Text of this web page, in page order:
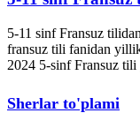
5-11 sinf Fransuz
fransuz tili fanidan
2024 5-sinf Fransuz
Sherlar to'plami